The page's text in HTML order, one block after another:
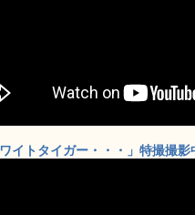
イトタイガー・・・」特撮撮